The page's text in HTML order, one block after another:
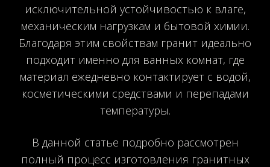
исключительной устойчивостью к влаге,
механическим нагрузкам и бытовой химии.
Благодаря этим свойствам гранит идеально
подходит именно для ванных комнат, где
материал ежедневно контактирует с водой,
косметическими средствами и перепадами
температуры.
В данной статье подробно рассмотрен
полный процесс изготовления гранитных